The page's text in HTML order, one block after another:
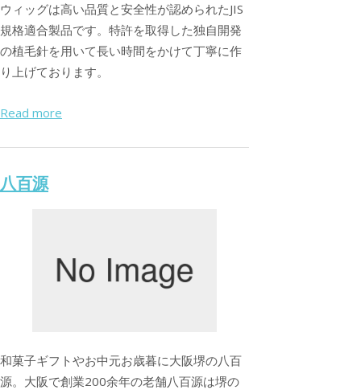
ウィッグは高い品質と安全性が認められたJIS
規格適合製品です。特許を取得した独自開発
の植毛針を用いて長い時間をかけて丁寧に作
り上げております。
Read more
八百源
和菓子ギフトやお中元お歳暮に大阪堺の八百
源。大阪で創業200余年の老舗八百源は堺の